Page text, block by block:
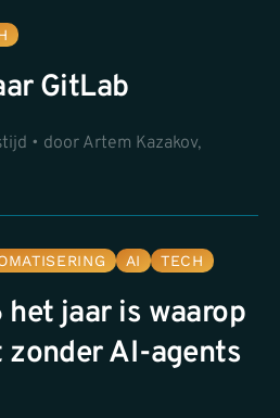
GitLab
• door Artem Kazakov,
AI TECH
jaar is waarop
AI-agents